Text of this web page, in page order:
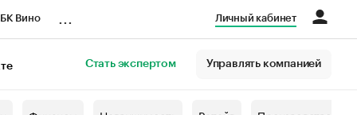
Вино Личный кабинет
Стать экспертом Управлять компанией